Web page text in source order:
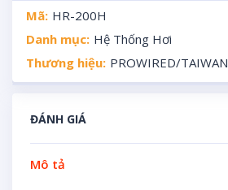
Mã: HR-200H
Danh mục: Hệ Thống Hơi
Thương hiệu: PROWIRED/TAIWAN
ĐÁNH GIÁ
Mô tả